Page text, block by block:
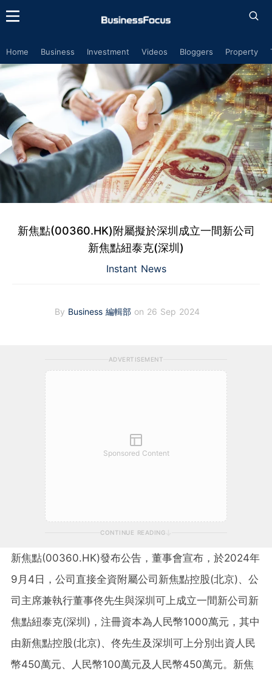
Home Business Investment Videos Bloggers Property
新焦點(00360.HK)附屬擬於深圳成立一間新公司
新焦點紐泰克(深圳)
Instant News
By Business 編輯部 on 26 Sep 2024
ADVERTISEMENT
Sponsored Content
CONTINUE READING
新焦點(00360.HK)發布公告，董事會宣布，於2024年
9月4日，公司直接全資附屬公司新焦點控股(北京)、公
司主席兼執行董事佟先生與深圳可上成立一間新公司新
焦點紐泰克(深圳)，注冊資本為人民幣1000萬元，其中
由新焦點控股(北京)、佟先生及深圳可上分別出資人民
幣450萬元、人民幣100萬元及人民幣450萬元。新焦